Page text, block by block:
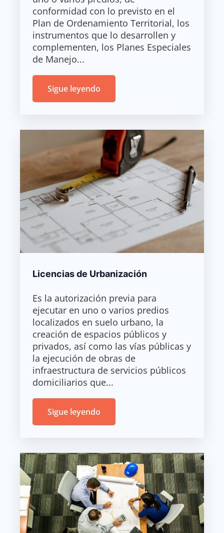
conformidad con lo previsto en el
Plan de Ordenamiento Territorial, los
instrumentos que lo desarrollen y
complementen, los Planes Especiales
de Manejo...
Sigue leyendo
Licencias de Urbanización
Es la autorización previa para
ejecutar en uno o varios predios
localizados en suelo urbano, la
creación de espacios públicos y
privados, así como las vías públicas y
la ejecución de obras de
infraestructura de servicios públicos
domiciliarios que...
Sigue leyendo